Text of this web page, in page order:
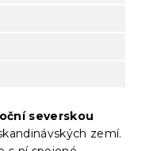
severskou
zemí.